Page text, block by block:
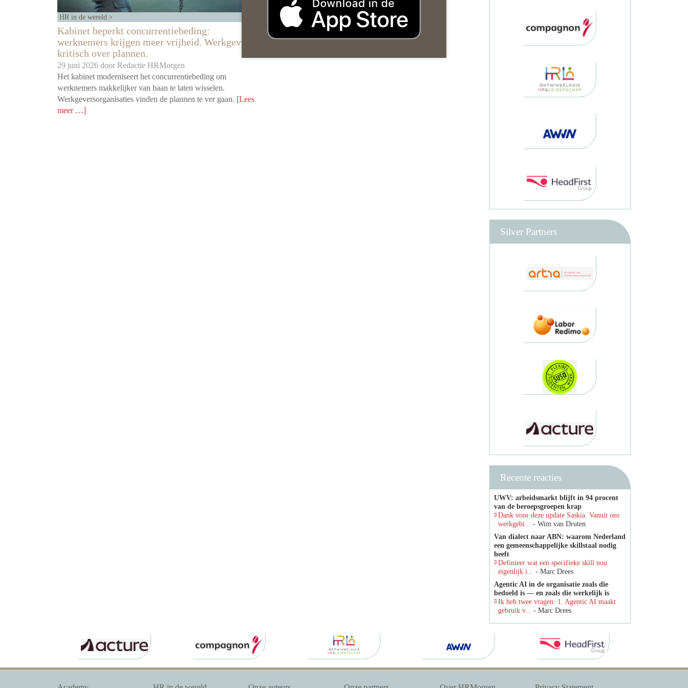
HR in de wereld
Kabinet beperkt concurrentiebeding:
werknemers krijgen meer vrijheid. Werkgevers
kritisch over plannen.
29 juni 2026 door Redactie HRMorgen
Het kabinet moderniseert het concurrentiebeding om
werknemers makkelijker van baan te laten wisselen.
Werkgeversorganisaties vinden de plannen te ver gaan. [Lees
meer …]
Silver Partners
Recente reacties
UWV: arbeidsmarkt blijft in 94 procent
van de beroepsgroepen krap
Dank voor deze update Saskia. Vanuit ons
werkgebi... - Wim van Druten
Van dialect naar ABN: waarom Nederland
een gemeenschappelijke skillstaal nodig
heeft
Definieer wat een specifieke skill nou
eigenlijk i... - Marc Drees
Agentic AI in de organisatie zoals die
bedoeld is — en zoals die werkelijk is
Ik heb twee vragen: 1. Agentic AI maakt
gebruik v... - Marc Drees